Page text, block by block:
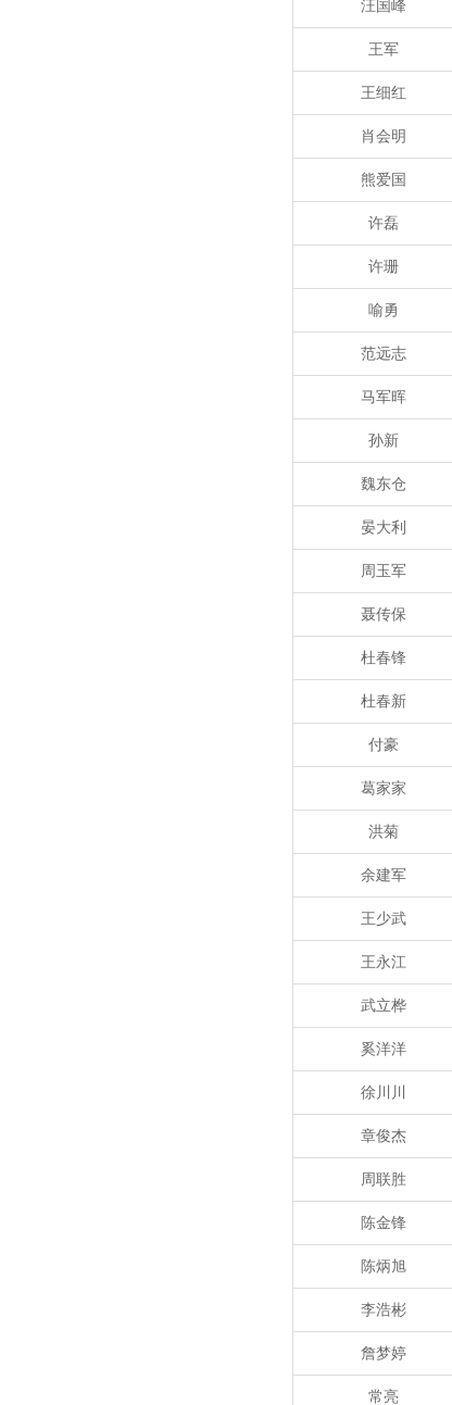
汪国峰
王军
王细红
肖会明
熊爱国
许磊
许珊
喻勇
范远志
马军晖
孙新
魏东仓
晏大利
周玉军
聂传保
杜春锋
杜春新
付豪
葛家家
洪菊
余建军
王少武
王永江
武立桦
奚洋洋
徐川川
章俊杰
周联胜
陈金锋
陈炳旭
李浩彬
詹梦婷
常亮